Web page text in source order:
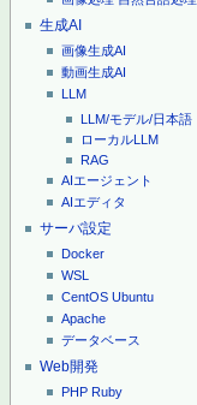
生成AI
画像生成AI
動画生成AI
LLM
LLM/モデル/日本語
ローカルLLM
RAG
AIエージェント
AIエディタ
サーバ設定
Docker
WSL
CentOS Ubuntu
Apache
データベース
Web開発
PHP Ruby